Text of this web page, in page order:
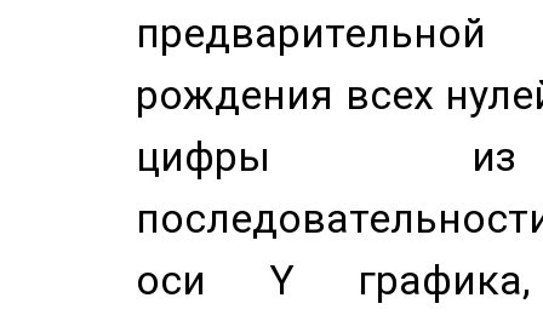
рождения всех
цифры из
оси Y